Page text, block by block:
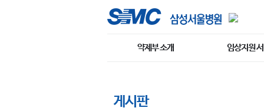
약제부 소개 임상지원
게시판